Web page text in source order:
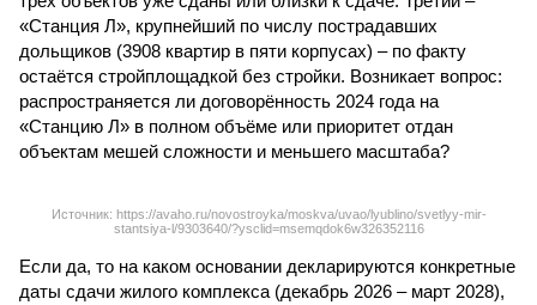
«Станция Л», крупнейший по числу пострадавших
дольщиков (3908 квартир в пяти корпусах) – по факту
остаётся стройплощадкой без стройки. Возникает вопрос:
распространяется ли договорённость 2024 года на
«Станцию Л» в полном объёме или приоритет отдан
объектам мешей сложности и меньшего масштаба?
Источник: https://avaho.ru/novostroyka/moskva/uvao/lyublino/svetlyy-mir-
stantsiya-l/9303640/?ysclid=msemqdok6w326352116
Если да, то на каком основании декларируются конкретные
даты сдачи жилого комплекса (декабрь 2026 – март 2028),